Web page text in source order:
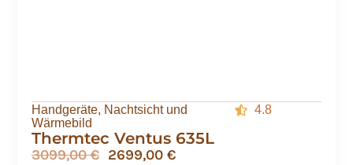
Thermtec Ventus 635L
Handgeräte, Nachtsicht und
Wärmebild
4.8
3099,00€ 2699,00 €